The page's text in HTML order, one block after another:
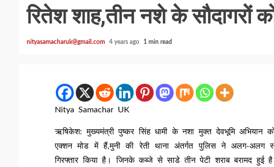
रितेश शाह,तीन नशे के सौदागरों
nityasamacharuk@gmail.com 4 years ago 1 min read
Nitya Samachar UK
ऋषिकेश: मुख्यमंत्री पुष्कर सिंह धामी के नशा मुक्त देवभूमि अभियान
एक्शन मोड में हैं,मुनी की रेती थाना अंतर्गत पुलिस ने अलग-अलग
गिरफ्तार किया है। जिनके कब्जे से साडे तीन पेटी शराब बरामद